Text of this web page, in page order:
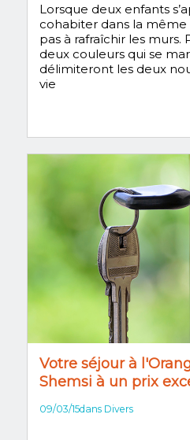
Lorsque deux enfants
cohabiter dans la même
pas à rafraîchir les murs.
deux couleurs qui se
délimiteront les deux
vie
Votre séjour à
Shemsi à un prix
09/03/15dans Divers